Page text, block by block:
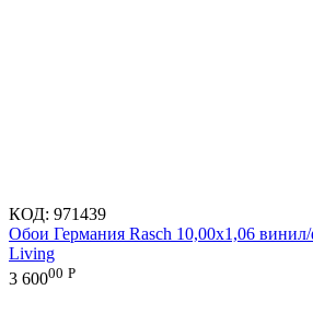
КОД: 971439
Обои Германия Rasch 10,00x1,06
Living
3 60000 Р